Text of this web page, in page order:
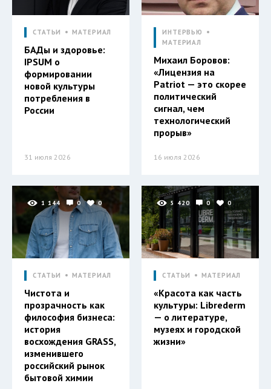
СТАТЬИ МАТЕРИАЛ
БАДы и здоровье:
IPSUM о
формировании
новой культуры
потребления в
России
31 июля 2026
ИНТЕРВЬЮ
МАТЕРИАЛ
Михаил Боровов:
«Лицензия на
Patriot — это скорее
политический
сигнал, чем
технологический
прорыв»
16 июля 2026
1 144 0 0
СТАТЬИ МАТЕРИАЛ
Чистота и
прозрачность как
философия бизнеса:
история
восхождения GRASS,
изменившего
российский рынок
бытовой химии
5 420 0 0
СТАТЬИ МАТЕРИАЛ
«Красота как часть
культуры: Librederm
— о литературе,
музеях и городской
жизни»